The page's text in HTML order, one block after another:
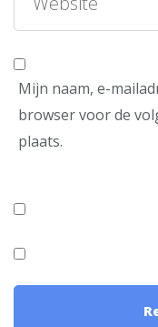
Mijn naam, e-
browser voor de
plaats.